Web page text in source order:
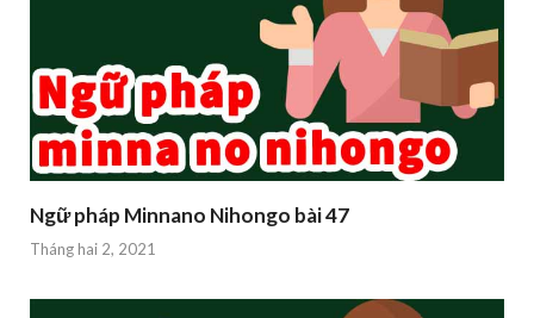
Ngữ pháp Minnano Nihongo bài 47
Tháng hai 2, 2021